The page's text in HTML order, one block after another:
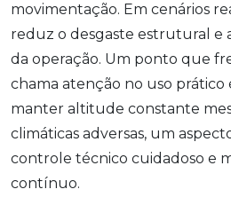
movimentação. Em cenários
reduz o desgaste estrutural e
da operação. Um ponto que
chama atenção no uso prático
manter altitude constante
climáticas adversas, um
controle técnico cuidadoso e
contínuo.